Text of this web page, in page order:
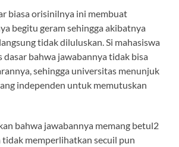
biasa orisinilnya ini membuat
begitu geram sehingga akibatnya
tidak diluluskan. Si mahasiswa
dasar bahwa jawabannya tidak bisa
sehingga universitas menunjuk
independen untuk memutuskan
bahwa jawabannya memang betul2
tidak memperlihatkan secuil pun